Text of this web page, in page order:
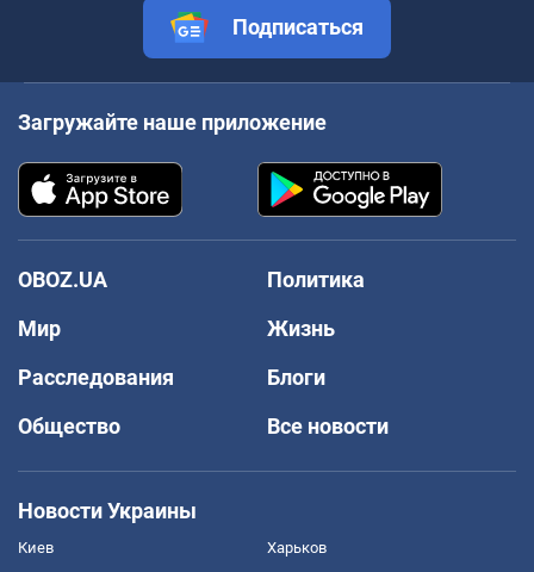
Подписаться
Загружайте наше приложение
OBOZ.UA
Политика
Мир
Жизнь
Расследования
Блоги
Общество
Все новости
Новости Украины
Киев Харьков